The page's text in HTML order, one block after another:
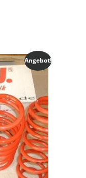
Angebot!